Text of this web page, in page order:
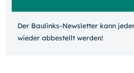
Der Baulinks-Newsletter kann
wieder ab­bestellt werden!